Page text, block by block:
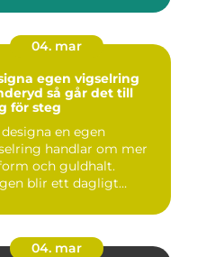
04. mar
egen vigselring
så går det till
för steg
en egen
handlar om mer
och guldhalt.
blir ett dagligt
04. mar